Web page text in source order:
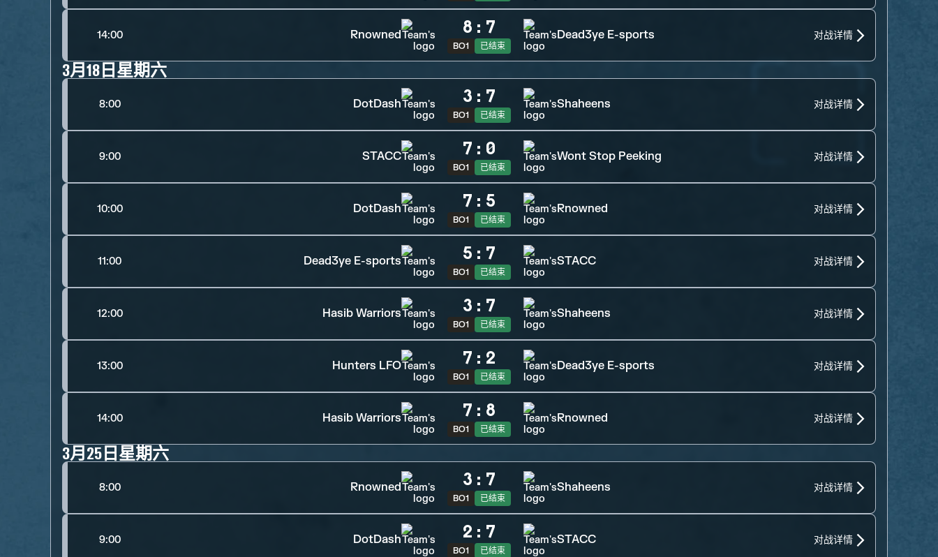
14:00 Rnowned 8 : 7
BO1 已结束
Dead3ye E-sports 对战详情
3月18日星期六
8:00 DotDash 3 : 7
BO1 已结束
Shaheens 对战详情
9:00 STACC 7 : 0
BO1 已结束
Wont Stop Peeking 对战详情
10:00 DotDash 7 : 5
BO1 已结束
Rnowned 对战详情
11:00 Dead3ye E-sports 5 : 7
BO1 已结束
STACC 对战详情
12:00 Hasib Warriors 3 : 7
BO1 已结束
Shaheens 对战详情
13:00 Hunters LFO 7 : 2
BO1 已结束
Dead3ye E-sports 对战详情
14:00 Hasib Warriors 7 : 8
BO1 已结束
Rnowned 对战详情
3月25日星期六
8:00 Rnowned 3 : 7
BO1 已结束
Shaheens 对战详情
9:00 DotDash 2 : 7
BO1 已结束
STACC 对战详情